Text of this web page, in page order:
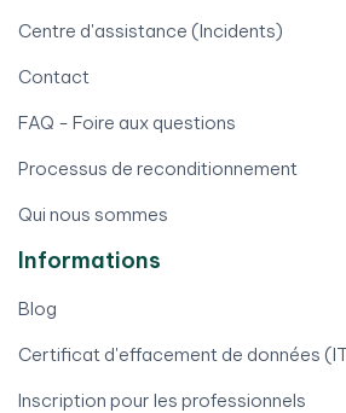
Centre d'assistance (Incidents)
Contact
FAQ - Foire aux questions
Processus de reconditionnement
Qui nous sommes
Informations
Blog
Certificat d'effacement de données
Inscription pour les professionnels